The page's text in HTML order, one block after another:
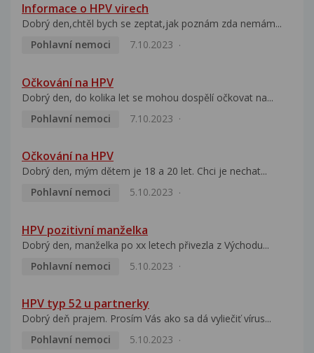
Informace o HPV virech
Dobrý den,chtěl bych se zeptat,jak poznám zda nemám...
Pohlavní nemoci
7.10.2023
Očkování na HPV
Dobrý den, do kolika let se mohou dospělí očkovat na...
Pohlavní nemoci
7.10.2023
Očkování na HPV
Dobrý den, mým dětem je 18 a 20 let. Chci je nechat...
Pohlavní nemoci
5.10.2023
HPV pozitivní manželka
Dobrý den, manželka po xx letech přivezla z Východu...
Pohlavní nemoci
5.10.2023
HPV typ 52 u partnerky
Dobrý deň prajem. Prosím Vás ako sa dá vyliečiť vírus...
Pohlavní nemoci
5.10.2023